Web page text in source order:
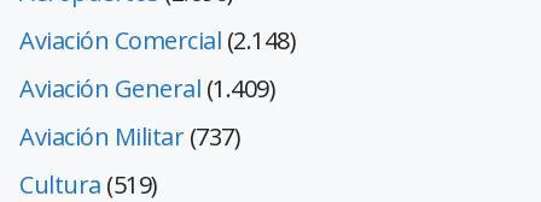
Aviación Comercial (2.148)
Aviación General (1.409)
Aviación Militar(737)
Cultura (519)